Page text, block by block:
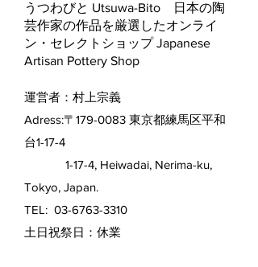
うつわびと Utsuwa-Bito 日本の陶
芸作家の作品を厳選したオンライ
ン・セレクトショップ Japanese
Artisan Pottery Shop
運営者：村上宗義
Adress:〒179-0083 東京都練馬区平和
台1-17-4
1-17-4, Heiwadai, Nerima-ku,
Tokyo, Japan.
TEL: 03-6763-3310
​土日祝祭日：休業